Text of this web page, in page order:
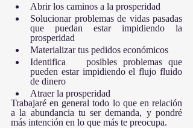
Abrir los caminos a la prosperidad
Solucionar problemas de vidas pasadas
que puedan estar impidiendo la
prosperidad
Materializar tus pedidos económicos
Identifica 	posibles problemas que
pueden estar impidiendo el flujo fluido
de dinero
Atraer la prosperidad
Trabajaré en general todo lo que en relación
a la abundancia tu ser demanda, y pondré
más intención en lo que más te preocupa.